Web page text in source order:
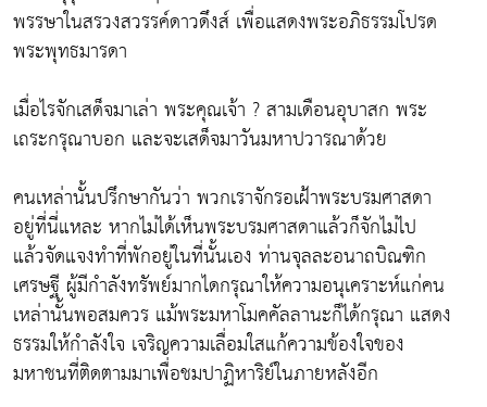
พรรษาในสรวงสวรรค์ดาวดึงส์ เพื่อแสดงพระอภิธรรมโปรด
พระพุทธมารดา
เมื่อไรจักเสด็จมาเล่า พระคุณเจ้า ? สามเดือนอุบาสก พระ
เถระกรุณาบอก และจะเสด็จมาวันมหาปวารณาด้วย
คนเหล่านั้นปรึกษากันว่า พวกเราจักรอเฝ้าพระบรมศาสดา
อยู่ที่นี่แหละ หากไม่ได้เห็นพระบรมศาสดาแล้วก็จักไม่ไป
แล้วจัดแจงทำที่พักอยู่ในที่นั้นเอง ท่านจุลละอนาถบิณฑิก
เศรษฐี ผู้มีกำลังทรัพย์มากไดกรุณาให้ความอนุเคราะห์แก่คน
เหล่านั้นพอสมควร แม้พระมหาโมคคัลลานะก็ได้กรุณา แสดง
ธรรมให้กำลังใจ เจริญความเลื่อมใสแก้ความข้องใจของ
มหาชนที่ติดตามมาเพื่อชมปาฏิหาริย์ในภายหลังอีก